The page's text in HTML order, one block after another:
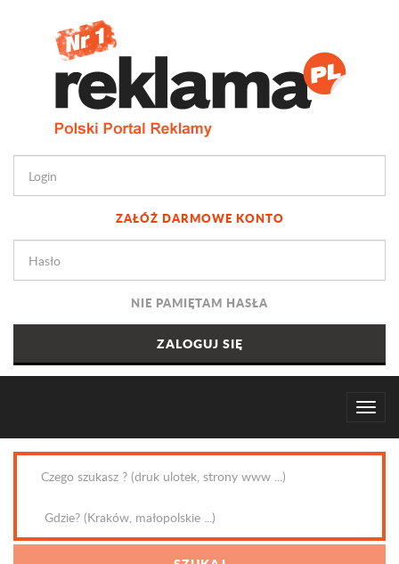
ZAŁÓŻ DARMOWE KONTO
NIE PAMIĘTAM HASŁA